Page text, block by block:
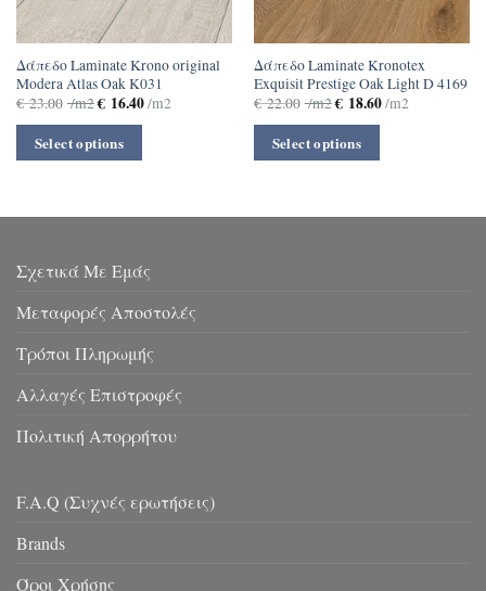
Δάπεδο Laminate Krono original
Modera Atlas Oak K031
€23.00 /m2€16.40/m2
Select options
Δάπεδο Laminate Kronotex
Exquisit Prestige Oak Light D 4169
€22.00 /m2€18.60/m2
Select options
Σχετικά Με Εμάς
Μεταφορές Αποστολές
Τρόποι Πληρωμής
Αλλαγές Επιστροφές
Πολιτική Απορρήτου
F.A.Q (Συχνές ερωτήσεις)
Brands
Όροι Χρήσης